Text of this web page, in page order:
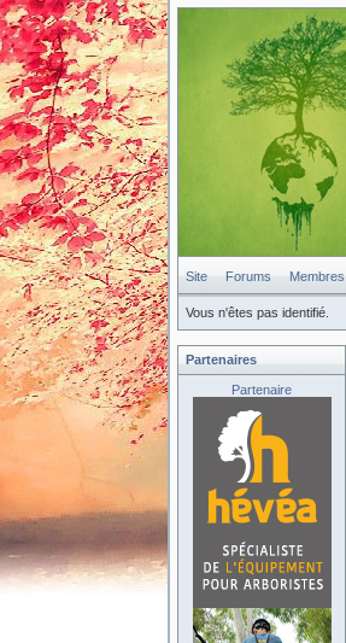
Site Forums Membres
Vous n'êtes pas identifié.
Partenaires
Partenaire